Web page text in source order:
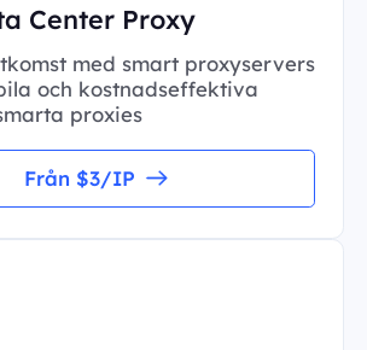
Center Proxy
med smart proxyservers
och kostnadseffektiva
proxies
Från $3/IP